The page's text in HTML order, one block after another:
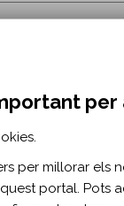
per
per millorar els
portal. Pots